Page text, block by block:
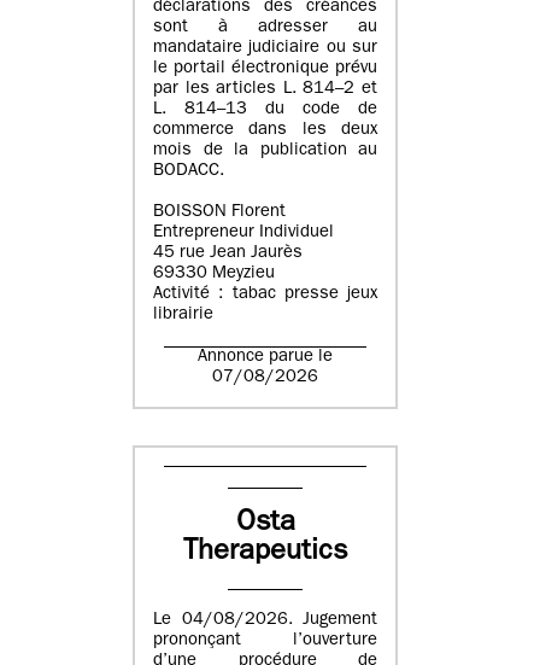
déclarations des créances
sont à adresser au
mandataire judiciaire ou sur
le portail électronique prévu
par les articles L. 814–2 et
L. 814–13 du code de
commerce dans les deux
mois de la publication au
BODACC.
BOISSON Florent
Entrepreneur Individuel
45 rue Jean Jaurès
69330 Meyzieu
Activité : tabac presse jeux
librairie
Annonce parue le
07/08/2026
Osta
Therapeutics
Le 04/08/2026. Jugement
prononçant l’ouverture